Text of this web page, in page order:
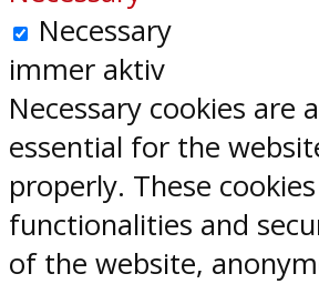
Necessary
immer aktiv
Necessary cookies are
essential for the
properly. These
functionalities and
of the website,